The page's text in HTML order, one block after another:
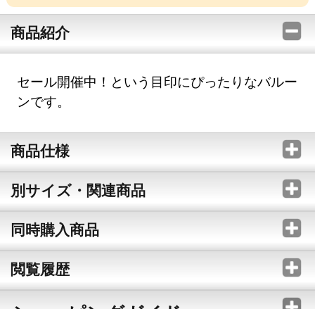
商品紹介
セール開催中！という目印にぴったりなバルー
ンです。
商品仕様
別サイズ・関連商品
同時購入商品
閲覧履歴